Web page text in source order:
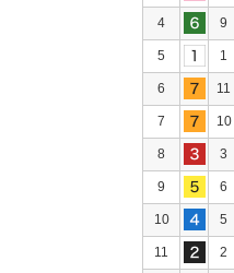
4 9
5 1
6 11
7 10
8 3
9 6
10 5
11 2